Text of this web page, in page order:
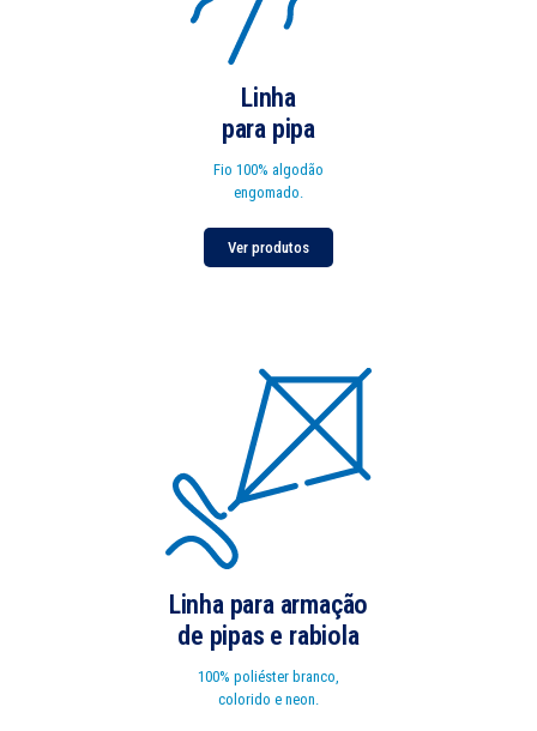
Linha
para pipa
Fio 100% algodão
engomado.
Ver produtos
Linha para armação
de pipas e rabiola
100% poliéster branco,
colorido e neon.